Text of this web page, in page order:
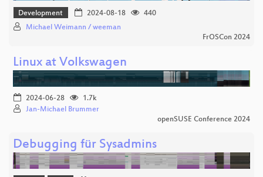
Development 2024-08-18
440
Michael Weimann / weeman
FrOSCon 2024
Linux at Volkswagen
2024-06-28
1.7k
Jan-Michael Brummer
openSUSE Conference 2024
Debugging für Sysadmins